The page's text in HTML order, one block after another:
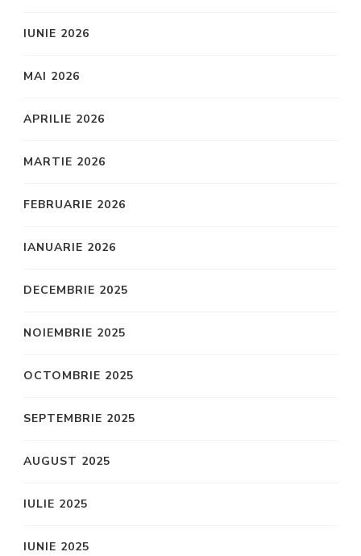
IUNIE 2026
MAI 2026
APRILIE 2026
MARTIE 2026
FEBRUARIE 2026
IANUARIE 2026
DECEMBRIE 2025
NOIEMBRIE 2025
OCTOMBRIE 2025
SEPTEMBRIE 2025
AUGUST 2025
IULIE 2025
IUNIE 2025